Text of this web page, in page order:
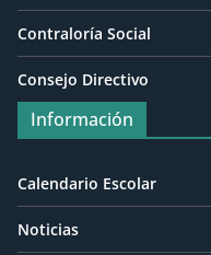
Contraloría Social
Consejo Directivo
Información
Calendario Escolar
Noticias